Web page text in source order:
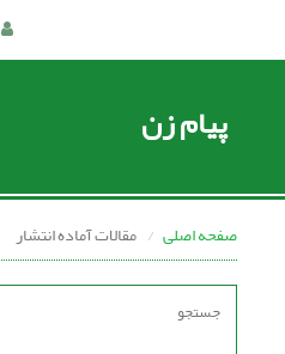
پیام زن
صفحه اصلی مقالات آماده انتشار